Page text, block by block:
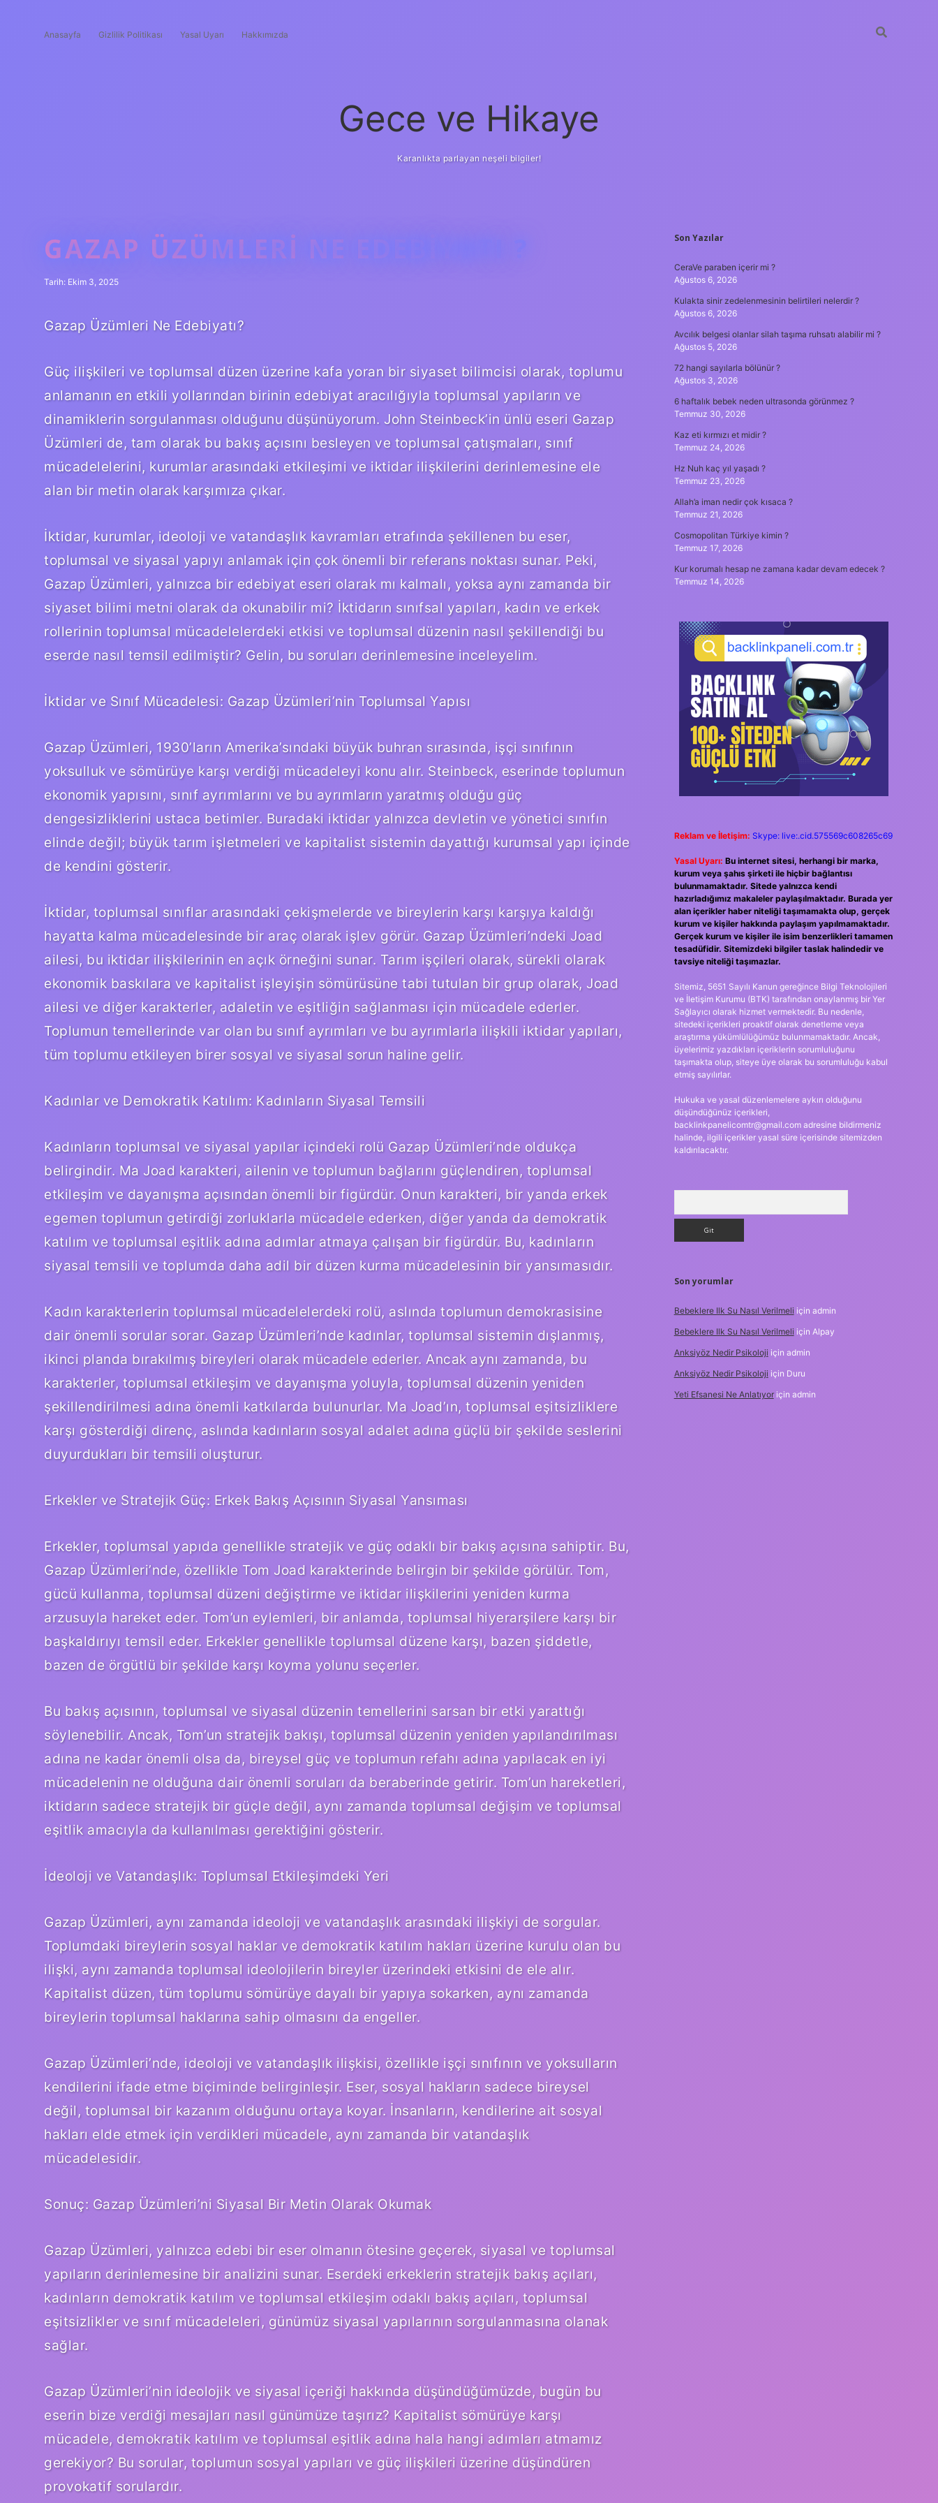
Anasayfa Gizlilik Politikası Yasal Uyarı Hakkımızda
Gece ve Hikaye
Karanlıkta parlayan neşeli bilgiler!
GAZAP ÜZÜMLERI NE EDEBIYATI ?
Tarih: Ekim 3, 2025
Gazap Üzümleri Ne Edebiyatı?
Güç ilişkileri ve toplumsal düzen üzerine kafa yoran bir siyaset bilimcisi olarak, toplumu
anlamanın en etkili yollarından birinin edebiyat aracılığıyla toplumsal yapıların ve
dinamiklerin sorgulanması olduğunu düşünüyorum. John Steinbeck’in ünlü eseri Gazap
Üzümleri de, tam olarak bu bakış açısını besleyen ve toplumsal çatışmaları, sınıf
mücadelelerini, kurumlar arasındaki etkileşimi ve iktidar ilişkilerini derinlemesine ele
alan bir metin olarak karşımıza çıkar.
İktidar, kurumlar, ideoloji ve vatandaşlık kavramları etrafında şekillenen bu eser,
toplumsal ve siyasal yapıyı anlamak için çok önemli bir referans noktası sunar. Peki,
Gazap Üzümleri, yalnızca bir edebiyat eseri olarak mı kalmalı, yoksa aynı zamanda bir
siyaset bilimi metni olarak da okunabilir mi? İktidarın sınıfsal yapıları, kadın ve erkek
rollerinin toplumsal mücadelelerdeki etkisi ve toplumsal düzenin nasıl şekillendiği bu
eserde nasıl temsil edilmiştir? Gelin, bu soruları derinlemesine inceleyelim.
İktidar ve Sınıf Mücadelesi: Gazap Üzümleri’nin Toplumsal Yapısı
Gazap Üzümleri, 1930’ların Amerika’sındaki büyük buhran sırasında, işçi sınıfının
yoksulluk ve sömürüye karşı verdiği mücadeleyi konu alır. Steinbeck, eserinde toplumun
ekonomik yapısını, sınıf ayrımlarını ve bu ayrımların yaratmış olduğu güç
dengesizliklerini ustaca betimler. Buradaki iktidar yalnızca devletin ve yönetici sınıfın
elinde değil; büyük tarım işletmeleri ve kapitalist sistemin dayattığı kurumsal yapı içinde
de kendini gösterir.
İktidar, toplumsal sınıflar arasındaki çekişmelerde ve bireylerin karşı karşıya kaldığı
hayatta kalma mücadelesinde bir araç olarak işlev görür. Gazap Üzümleri’ndeki Joad
ailesi, bu iktidar ilişkilerinin en açık örneğini sunar. Tarım işçileri olarak, sürekli olarak
ekonomik baskılara ve kapitalist işleyişin sömürüsüne tabi tutulan bir grup olarak, Joad
ailesi ve diğer karakterler, adaletin ve eşitliğin sağlanması için mücadele ederler.
Toplumun temellerinde var olan bu sınıf ayrımları ve bu ayrımlarla ilişkili iktidar yapıları,
tüm toplumu etkileyen birer sosyal ve siyasal sorun haline gelir.
Kadınlar ve Demokratik Katılım: Kadınların Siyasal Temsili
Kadınların toplumsal ve siyasal yapılar içindeki rolü Gazap Üzümleri’nde oldukça
belirgindir. Ma Joad karakteri, ailenin ve toplumun bağlarını güçlendiren, toplumsal
etkileşim ve dayanışma açısından önemli bir figürdür. Onun karakteri, bir yanda erkek
egemen toplumun getirdiği zorluklarla mücadele ederken, diğer yanda da demokratik
katılım ve toplumsal eşitlik adına adımlar atmaya çalışan bir figürdür. Bu, kadınların
siyasal temsili ve toplumda daha adil bir düzen kurma mücadelesinin bir yansımasıdır.
Kadın karakterlerin toplumsal mücadelelerdeki rolü, aslında toplumun demokrasisine
dair önemli sorular sorar. Gazap Üzümleri’nde kadınlar, toplumsal sistemin dışlanmış,
ikinci planda bırakılmış bireyleri olarak mücadele ederler. Ancak aynı zamanda, bu
karakterler, toplumsal etkileşim ve dayanışma yoluyla, toplumsal düzenin yeniden
şekillendirilmesi adına önemli katkılarda bulunurlar. Ma Joad’ın, toplumsal eşitsizliklere
karşı gösterdiği direnç, aslında kadınların sosyal adalet adına güçlü bir şekilde seslerini
duyurdukları bir temsili oluşturur.
Erkekler ve Stratejik Güç: Erkek Bakış Açısının Siyasal Yansıması
Erkekler, toplumsal yapıda genellikle stratejik ve güç odaklı bir bakış açısına sahiptir. Bu,
Gazap Üzümleri’nde, özellikle Tom Joad karakterinde belirgin bir şekilde görülür. Tom,
gücü kullanma, toplumsal düzeni değiştirme ve iktidar ilişkilerini yeniden kurma
arzusuyla hareket eder. Tom’un eylemleri, bir anlamda, toplumsal hiyerarşilere karşı bir
başkaldırıyı temsil eder. Erkekler genellikle toplumsal düzene karşı, bazen şiddetle,
bazen de örgütlü bir şekilde karşı koyma yolunu seçerler.
Bu bakış açısının, toplumsal ve siyasal düzenin temellerini sarsan bir etki yarattığı
söylenebilir. Ancak, Tom’un stratejik bakışı, toplumsal düzenin yeniden yapılandırılması
adına ne kadar önemli olsa da, bireysel güç ve toplumun refahı adına yapılacak en iyi
mücadelenin ne olduğuna dair önemli soruları da beraberinde getirir. Tom’un hareketleri,
iktidarın sadece stratejik bir güçle değil, aynı zamanda toplumsal değişim ve toplumsal
eşitlik amacıyla da kullanılması gerektiğini gösterir.
İdeoloji ve Vatandaşlık: Toplumsal Etkileşimdeki Yeri
Gazap Üzümleri, aynı zamanda ideoloji ve vatandaşlık arasındaki ilişkiyi de sorgular.
Toplumdaki bireylerin sosyal haklar ve demokratik katılım hakları üzerine kurulu olan bu
ilişki, aynı zamanda toplumsal ideolojilerin bireyler üzerindeki etkisini de ele alır.
Kapitalist düzen, tüm toplumu sömürüye dayalı bir yapıya sokarken, aynı zamanda
bireylerin toplumsal haklarına sahip olmasını da engeller.
Gazap Üzümleri’nde, ideoloji ve vatandaşlık ilişkisi, özellikle işçi sınıfının ve yoksulların
kendilerini ifade etme biçiminde belirginleşir. Eser, sosyal hakların sadece bireysel
değil, toplumsal bir kazanım olduğunu ortaya koyar. İnsanların, kendilerine ait sosyal
hakları elde etmek için verdikleri mücadele, aynı zamanda bir vatandaşlık
mücadelesidir.
Sonuç: Gazap Üzümleri’ni Siyasal Bir Metin Olarak Okumak
Gazap Üzümleri, yalnızca edebi bir eser olmanın ötesine geçerek, siyasal ve toplumsal
yapıların derinlemesine bir analizini sunar. Eserdeki erkeklerin stratejik bakış açıları,
kadınların demokratik katılım ve toplumsal etkileşim odaklı bakış açıları, toplumsal
eşitsizlikler ve sınıf mücadeleleri, günümüz siyasal yapılarının sorgulanmasına olanak
sağlar.
Gazap Üzümleri’nin ideolojik ve siyasal içeriği hakkında düşündüğümüzde, bugün bu
eserin bize verdiği mesajları nasıl günümüze taşırız? Kapitalist sömürüye karşı
mücadele, demokratik katılım ve toplumsal eşitlik adına hala hangi adımları atmamız
gerekiyor? Bu sorular, toplumun sosyal yapıları ve güç ilişkileri üzerine düşündüren
provokatif sorulardır.
SIDEBAR
Son Yazılar
CeraVe paraben içerir mi ?
Ağustos 6, 2026
Kulakta sinir zedelenmesinin belirtileri nelerdir ?
Ağustos 6, 2026
Avcılık belgesi olanlar silah taşıma ruhsatı alabilir mi ?
Ağustos 5, 2026
72 hangi sayılarla bölünür ?
Ağustos 3, 2026
6 haftalık bebek neden ultrasonda görünmez ?
Temmuz 30, 2026
Kaz eti kırmızı et midir ?
Temmuz 24, 2026
Hz Nuh kaç yıl yaşadı ?
Temmuz 23, 2026
Allah’a iman nedir çok kısaca ?
Temmuz 21, 2026
Cosmopolitan Türkiye kimin ?
Temmuz 17, 2026
Kur korumalı hesap ne zamana kadar devam edecek ?
Temmuz 14, 2026
Reklam ve İletişim: Skype: live:.cid.575569c608265c69
Yasal Uyarı: Bu internet sitesi, herhangi bir marka,
kurum veya şahıs şirketi ile hiçbir bağlantısı
bulunmamaktadır. Sitede yalnızca kendi
hazırladığımız makaleler paylaşılmaktadır. Burada yer
alan içerikler haber niteliği taşımamakta olup, gerçek
kurum ve kişiler hakkında paylaşım yapılmamaktadır.
Gerçek kurum ve kişiler ile isim benzerlikleri tamamen
tesadüfidir. Sitemizdeki bilgiler taslak halindedir ve
tavsiye niteliği taşımazlar.
Sitemiz, 5651 Sayılı Kanun gereğince Bilgi Teknolojileri
ve İletişim Kurumu (BTK) tarafından onaylanmış bir Yer
Sağlayıcı olarak hizmet vermektedir. Bu nedenle,
sitedeki içerikleri proaktif olarak denetleme veya
araştırma yükümlülüğümüz bulunmamaktadır. Ancak,
üyelerimiz yazdıkları içeriklerin sorumluluğunu
taşımakta olup, siteye üye olarak bu sorumluluğu kabul
etmiş sayılırlar.
Hukuka ve yasal düzenlemelere aykırı olduğunu
düşündüğünüz içerikleri,
backlinkpanelicomtr@gmail.comadresine bildirmeniz
halinde, ilgili içerikler yasal süre içerisinde sitemizden
kaldırılacaktır.
Son yorumlar
Bebeklere Ilk Su Nasıl Verilmeli için admin
Bebeklere Ilk Su Nasıl Verilmeli için Alpay
Anksiyöz Nedir Psikoloji için admin
Anksiyöz Nedir Psikoloji için Duru
Yeti Efsanesi Ne Anlatıyoriçin admin